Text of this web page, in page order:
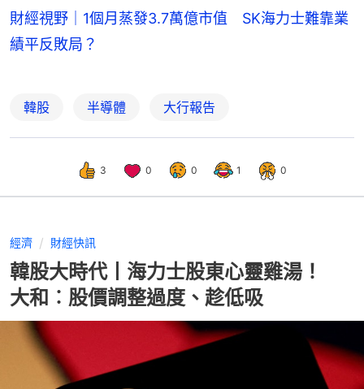
財經視野｜1個月蒸發3.7萬億市值 SK海力士難靠業
績平反敗局？
韓股 半導體 大行報告
3 0 0 1 0
經濟 財經快訊
韓股大時代丨海力士股東心靈雞湯！
大和︰股價調整過度、趁低吸